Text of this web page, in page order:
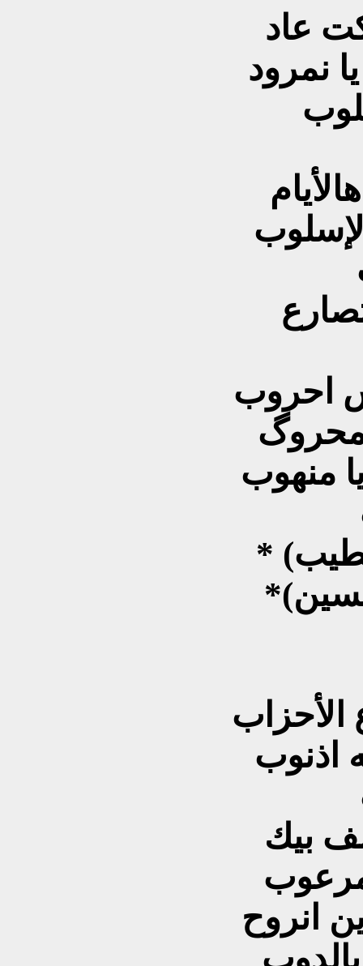
عاد
نمرود
احروب
منهوب
*(مستشفى الحسين) اليوم هم
الأحزاب
اذنوب
بيك